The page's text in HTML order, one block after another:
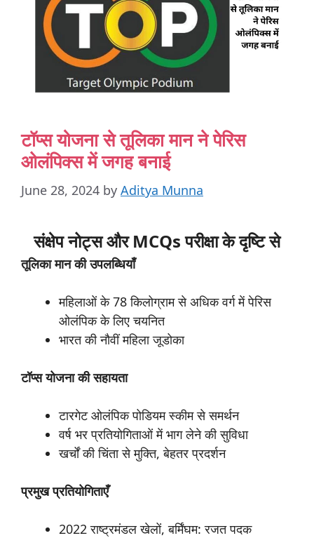
टॉप्स योजना से तूलिका मान ने पेरिस
ओलंपिक्स में जगह बनाई
June 28, 2024 by Aditya Munna
संक्षेप नोट्स और MCQs परीक्षा के दृष्टि से
तूलिकामानकीउपलब्धियाँ
महिलाओं के 78 किलोग्राम से अधिक वर्ग में पेरिस
ओलंपिक के लिए चयनित
भारत की नौवीं महिला जूडोका
टॉप्सयोजनाकीसहायता
टारगेट ओलंपिक पोडियम स्कीम से समर्थन
वर्ष भर प्रतियोगिताओं में भाग लेने की सुविधा
खर्चों की चिंता से मुक्ति, बेहतर प्रदर्शन
प्रमुखप्रतियोगिताएँ
2022 राष्ट्रमंडल खेलों, बर्मिंघम: रजत पदक